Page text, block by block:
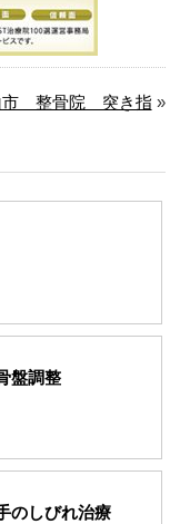
市 整骨院 突き指 »
盤調整
のしびれ治療